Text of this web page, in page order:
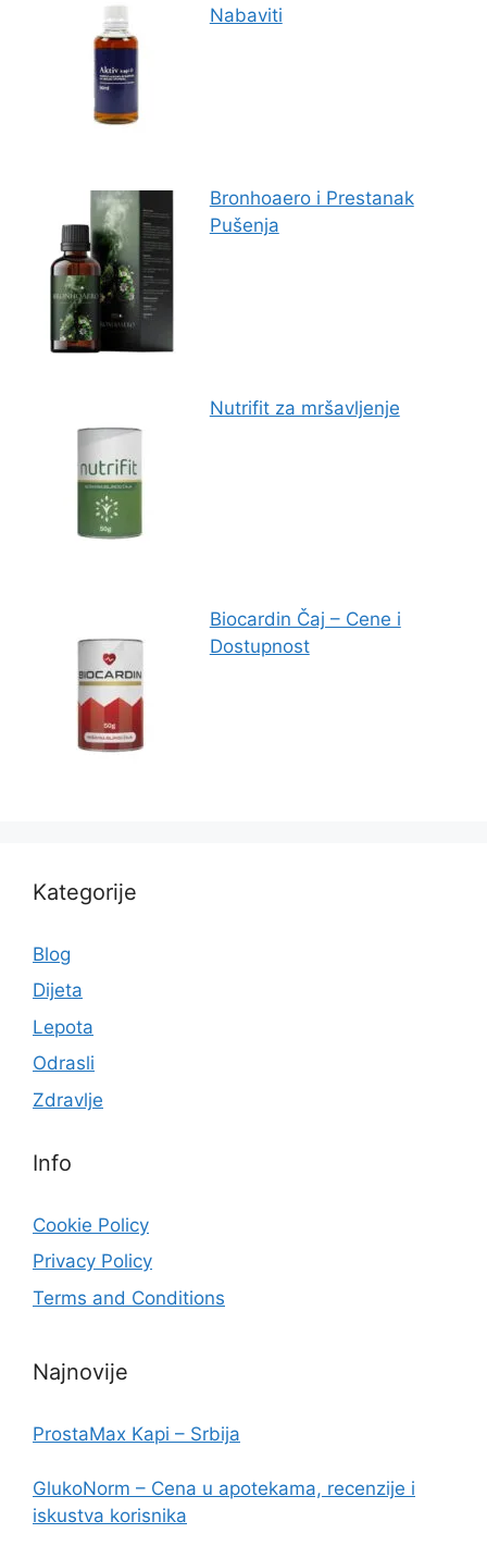
Nabaviti
Bronhoaero i Prestanak
Pušenja
Nutrifit za mršavljenje
Biocardin Čaj – Cene i
Dostupnost
Kategorije
Blog
Dijeta
Lepota
Odrasli
Zdravlje
Info
Cookie Policy
Privacy Policy
Terms and Conditions
Najnovije
ProstaMax Kapi – Srbija
GlukoNorm – Cena u apotekama, recenzije i
iskustva korisnika